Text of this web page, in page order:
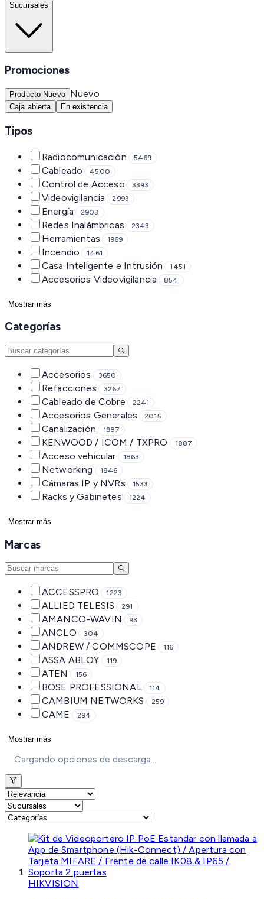
Sucursales
Promociones
Producto Nuevo Nuevo
Caja abierta En existencia
Tipos
Radiocomunicación 5469
Cableado 4500
Control de Acceso 3393
Videovigilancia 2993
Energía 2903
Redes Inalámbricas 2343
Herramientas 1969
Incendio 1461
Casa Inteligente e Intrusión 1451
Accesorios Videovigilancia 854
Mostrar más
Categorías
Accesorios 3650
Refacciones 3267
Cableado de Cobre 2241
Accesorios Generales 2015
Canalización 1987
KENWOOD / ICOM / TXPRO 1887
Acceso vehicular 1863
Networking 1846
Cámaras IP y NVRs 1533
Racks y Gabinetes 1224
Mostrar más
Marcas
ACCESSPRO 1223
ALLIED TELESIS 291
AMANCO-WAVIN 93
ANCLO 304
ANDREW / COMMSCOPE 116
ASSA ABLOY 119
ATEN 156
BOSE PROFESSIONAL 114
CAMBIUM NETWORKS 259
CAME 294
Mostrar más
Cargando opciones de descarga...
HIKVISION